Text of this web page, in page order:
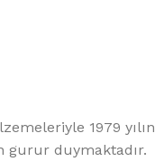
1979
gurur duymaktadır.